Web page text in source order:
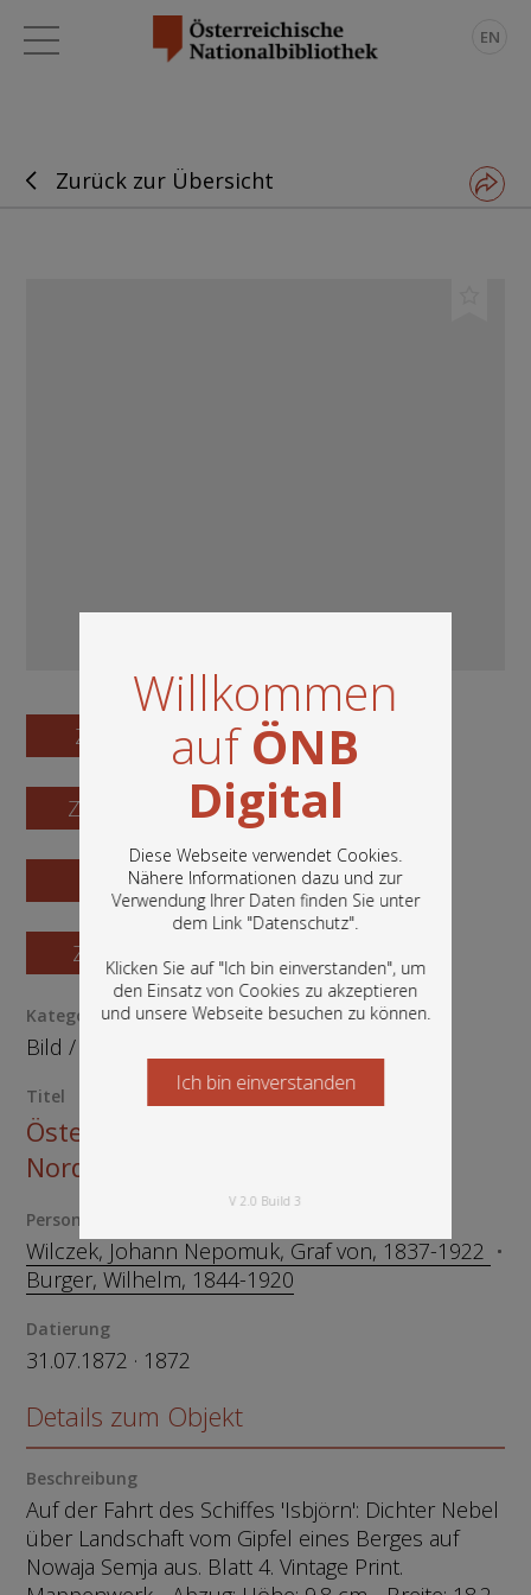
Willkommen
aufÖNB
Digital
Diese Webseite verwendet Cookies.
Nähere Informationen dazu und zur
Verwendung Ihrer Daten finden Sie unter
dem Link "Datenschutz".
Klicken Sie auf "Ich bin einverstanden", um
den Einsatz von Cookies zu akzeptieren
und unsere Webseite besuchen zu können.
In diesem Portal finden Sie die digitalen
Bestände der Österreichischen
Nationalbibliothek: Bücher, Fotografien,
Grafiken und vieles mehr.
Ich bin einverstanden
Starten Sie jetzt
V 2.0 Build 3
EN
Zurück zur Übersicht
Zum Digitalisat
Zum Katalogisat
Zur Vorschau
Zur Bestellung
Kategorie / Medientyp
Bild/
Titel
Österreichisch- Ungarische
Nordpolexpedition 1872
Person
Wilczek, Johann Nepomuk, Graf von, 1837-1922
Burger, Wilhelm, 1844-1920
Datierung
31.07.1872 · 1872
Details zum Objekt
Beschreibung
Auf der Fahrt des Schiffes 'Isbjörn': Dichter Nebel
über Landschaft vom Gipfel eines Berges auf
Nowaja Semja aus. Blatt 4. Vintage Print.